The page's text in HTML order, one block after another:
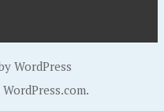
WordPress
WordPress.com.